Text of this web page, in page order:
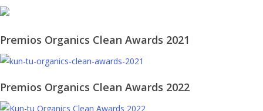
Premios Organics Clean Awards 2021
Premios Organics Clean Awards 2022